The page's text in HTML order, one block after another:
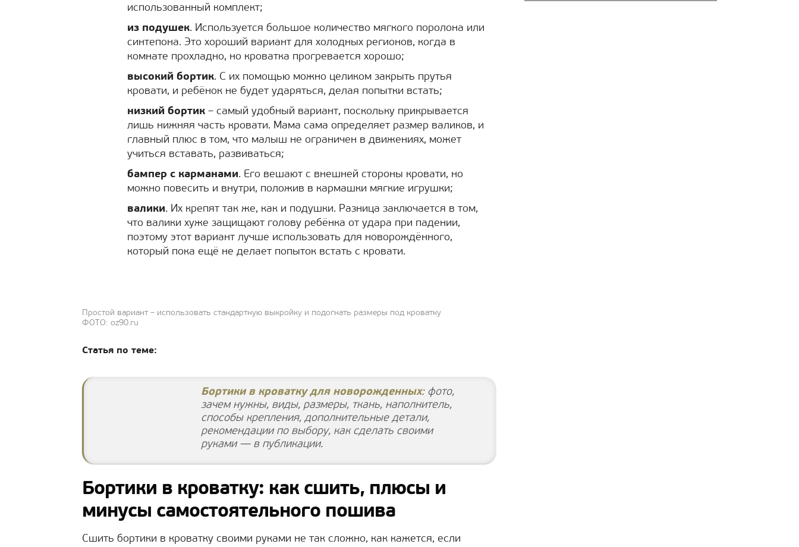
использованный комплект;
из подушек. Используется большое количество мягкого поролона или
синтепона. Это хороший вариант для холодных регионов, когда в
комнате прохладно, но кроватка прогревается хорошо;
высокий бортик. С их помощью можно целиком закрыть прутья
кровати, и ребёнок не будет ударяться, делая попытки встать;
низкий бортик – самый удобный вариант, поскольку прикрывается
лишь нижняя часть кровати. Мама сама определяет размер валиков, и
главный плюс в том, что малыш не ограничен в движениях, может
учиться вставать, развиваться;
бампер с карманами. Его вешают с внешней стороны кровати, но
можно повесить и внутри, положив в кармашки мягкие игрушки;
валики. Их крепят так же, как и подушки. Разница заключается в том,
что валики хуже защищают голову ребёнка от удара при падении,
поэтому этот вариант лучше использовать для новорождённого,
который пока ещё не делает попыток встать с кровати.
Простой вариант – использовать стандартную выкройку и подогнать размеры под кроватку
ФОТО: oz90.ru
Статья по теме:
Бортики в кроватку для новорожденных: фото,
зачем нужны, виды, размеры, ткань, наполнитель,
способы крепления, дополнительные детали,
рекомендации по выбору, как сделать своими
руками — в публикации.
Бортики в кроватку: как сшить, плюсы и
минусы самостоятельного пошива
Сшить бортики в кроватку своими руками не так сложно, как кажется, если